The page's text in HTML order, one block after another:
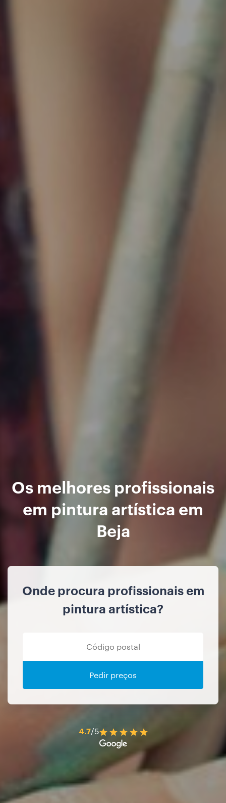
Os melhores profissionais
em pintura artística em
Beja
Onde procura profissionais em
pintura artística?
Pedir preços
4.7/5